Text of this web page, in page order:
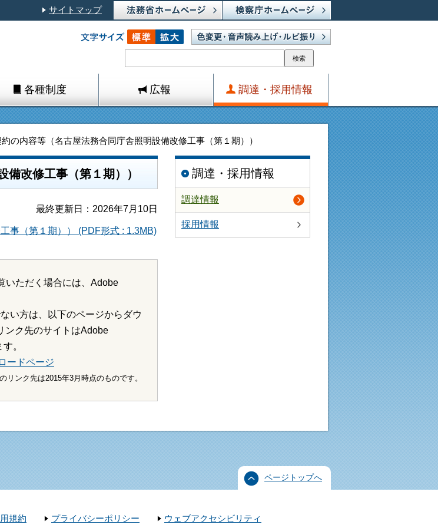
サイトマップ
検索
各種制度 広報 調達・採用情報
約の内容等（名古屋法務合同庁舎照明設備改修工事（第１期））
改修工事（第１期））
最終更新日：2026年7月10日
事（第１期）） (PDF形式 : 1.3MB)
いただく場合には、Adobe
い方は、以下のページからダウ
ンク先のサイトはAdobe
。
ードページ
ンク先は2015年3月時点のものです。
調達・採用情報
調達情報
採用情報
ページトップへ
規約 プライバシーポリシー
ウェブアクセシビリティ